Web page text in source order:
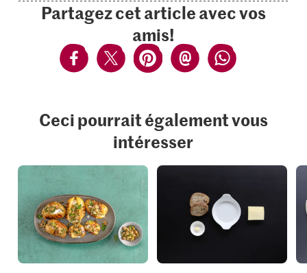
Partagez cet article avec vos
amis!
Ceci pourrait également vous
intéresser